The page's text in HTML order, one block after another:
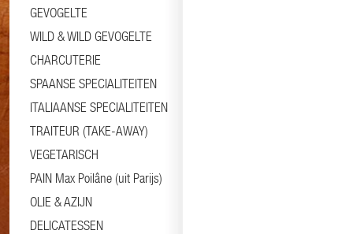
GEVOGELTE
WILD & WILD GEVOGELTE
CHARCUTERIE
SPAANSE SPECIALITEITEN
ITALIAANSE SPECIALITEITEN
TRAITEUR (TAKE-AWAY)
VEGETARISCH
PAIN Max Poilâne (uit Parijs)
OLIE & AZIJN
DELICATESSEN